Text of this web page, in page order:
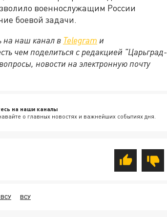
военнослужащим России
боевой задачи.
на наш канал в Telegram и
чем поделиться с редакцией "Царьград-
новости на электронную почту
на наши каналы
о главных новостях и важнейших событиях дня.
ВСУ